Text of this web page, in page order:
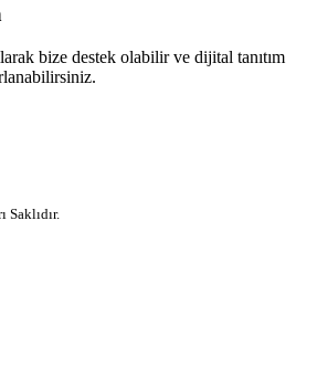
bize destek olabilir ve dijital tanıtım